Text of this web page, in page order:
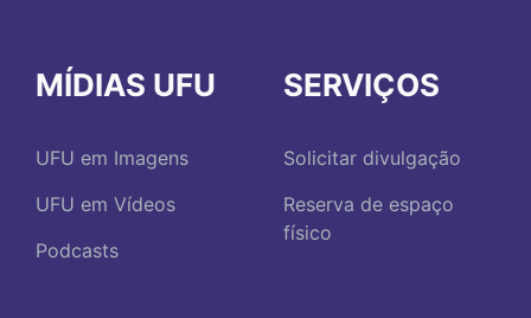
MÍDIAS UFU
UFU em Imagens
UFU em Vídeos
Podcasts
SERVIÇOS
Solicitar divulgação
Reserva de espaço
físico